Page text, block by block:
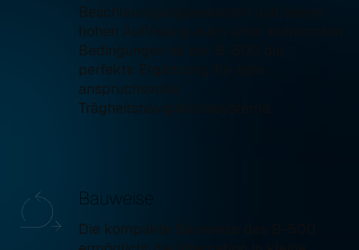
Beschleunigungssensoren und seiner
hohen Auflösung auch unter extremsten
Bedingungen ist der B-500 die
perfekte Ergänzung für sehr
anspruchsvolle
Trägheitsnavigationssysteme.
Bauweise
Die kompakte Bauweise des B-500